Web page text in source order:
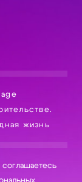
жизнь
соглашаетесь